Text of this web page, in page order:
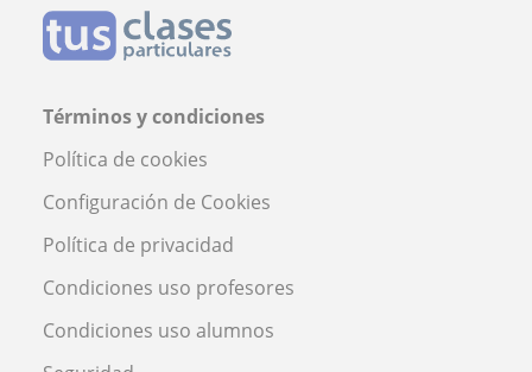
Términos y condiciones
Política de cookies
Configuración de Cookies
Política de privacidad
Condiciones uso profesores
Condiciones uso alumnos